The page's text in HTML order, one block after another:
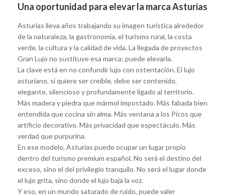
Una oportunidad para elevar la marca Asturias
Asturias lleva años trabajando su imagen turística alrededor
de la naturaleza, la gastronomía, el turismo rural, la costa
verde, la cultura y la calidad de vida. La llegada de proyectos
Gran Lujo no sustituye esa marca; puede elevarla.
La clave está en no confundir lujo con ostentación. El lujo
asturiano, si quiere ser creíble, debe ser contenido,
elegante, silencioso y profundamente ligado al territorio.
Más madera y piedra que mármol impostado. Más fabada bien
entendida que cocina sin alma. Más ventana a los Picos que
artificio decorativo. Más privacidad que espectáculo. Más
verdad que purpurina.
En ese modelo, Asturias puede ocupar un lugar propio
dentro del turismo premium español. No será el destino del
exceso, sino el del privilegio tranquilo. No será el lugar donde
el lujo grita, sino donde el lujo baja la voz.
Y eso, en un mundo saturado de ruido, puede valer